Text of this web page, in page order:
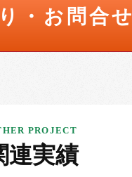
・お問合せ
連実績